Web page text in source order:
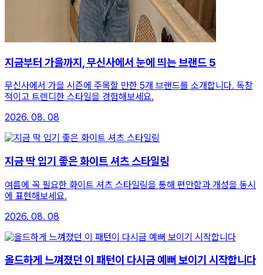
지금부터 가을까지, 무신사에서 눈에 띄는 브랜드 5
무신사에서 가을 시즌에 주목할 만한 5개 브랜드를 소개합니다. 독창
적이고 트렌디한 스타일을 경험해보세요.
2026. 08. 08
지금 딱 입기 좋은 화이트 셔츠 스타일링
여름에 꼭 필요한 화이트 셔츠 스타일링을 통해 편안함과 개성을 동시
에 표현해보세요.
2026. 08. 08
올드하게 느껴졌던 이 패턴이 다시금 예뻐 보이기 시작합니다